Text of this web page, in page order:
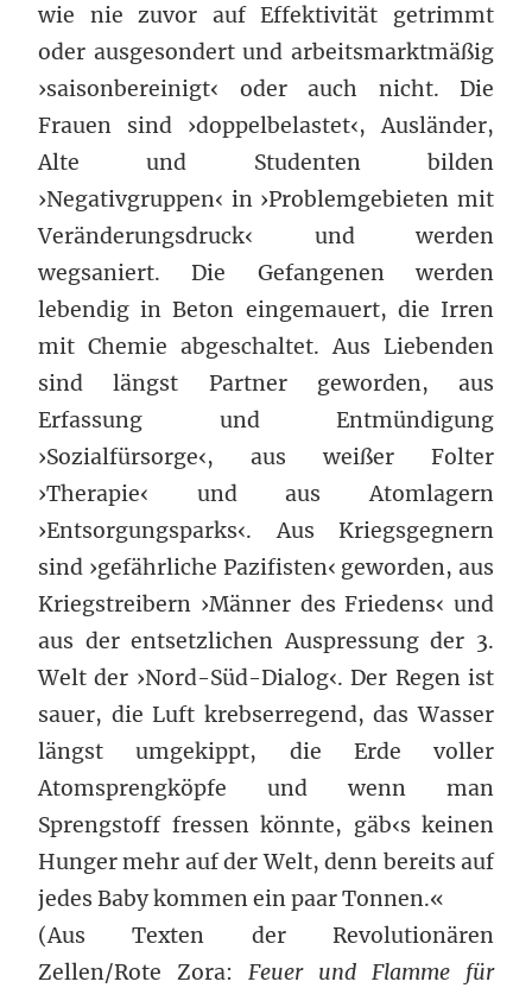
wie nie zuvor auf Effektivität getrimmt
oder ausgesondert und arbeitsmarktmäßig
›saisonbereinigt‹ oder auch nicht. Die
Frauen sind ›doppelbelastet‹, Ausländer,
Alte und Studenten bilden
›Negativgruppen‹ in ›Problemgebieten mit
Veränderungsdruck‹ und werden
wegsaniert. Die Gefangenen werden
lebendig in Beton eingemauert, die Irren
mit Chemie abgeschaltet. Aus Liebenden
sind längst Partner geworden, aus
Erfassung und Entmündigung
›Sozialfürsorge‹, aus weißer Folter
›Therapie‹ und aus Atomlagern
›Entsorgungsparks‹. Aus Kriegsgegnern
sind ›gefährliche Pazifisten‹ geworden, aus
Kriegstreibern ›Männer des Friedens‹ und
aus der entsetzlichen Auspressung der 3.
Welt der ›Nord-Süd-Dialog‹. Der Regen ist
sauer, die Luft krebserregend, das Wasser
längst umgekippt, die Erde voller
Atomsprengköpfe und wenn man
Sprengstoff fressen könnte, gäb‹s keinen
Hunger mehr auf der Welt, denn bereits auf
jedes Baby kommen ein paar Tonnen.«
(Aus Texten der Revolutionären
Zellen/Rote Zora: Feuer und Flamme für